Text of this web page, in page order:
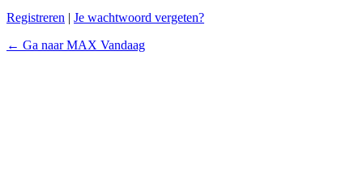
Registreren | Je wachtwoord vergeten?
← Ga naar MAX Vandaag